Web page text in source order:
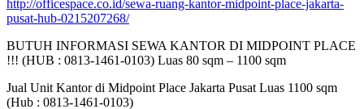
http://officespace.co.id/sewa-ruang-kantor-midpoint-place-jakarta-
pusat-hub-0215207268/
BUTUH INFORMASI SEWA KANTOR DI MIDPOINT PLACE
!!! (HUB : 0813-1461-0103) Luas 80 sqm – 1100 sqm
Jual Unit Kantor di Midpoint Place Jakarta Pusat Luas 1100 sqm
(Hub : 0813-1461-0103)